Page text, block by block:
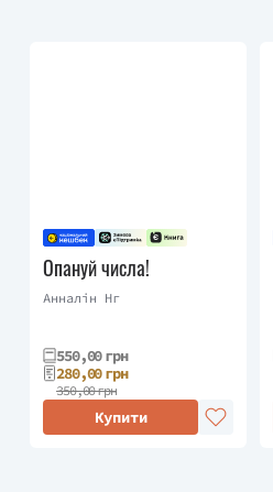
Опануй числа!
Анналін Нг
550,00 грн
280,00 грн
350,00 грн
Купити